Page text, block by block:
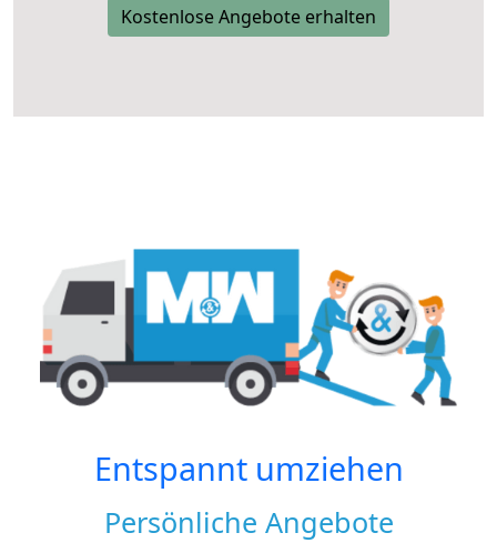
Kostenlose Angebote erhalten
Entspannt umziehen
Persönliche Angebote